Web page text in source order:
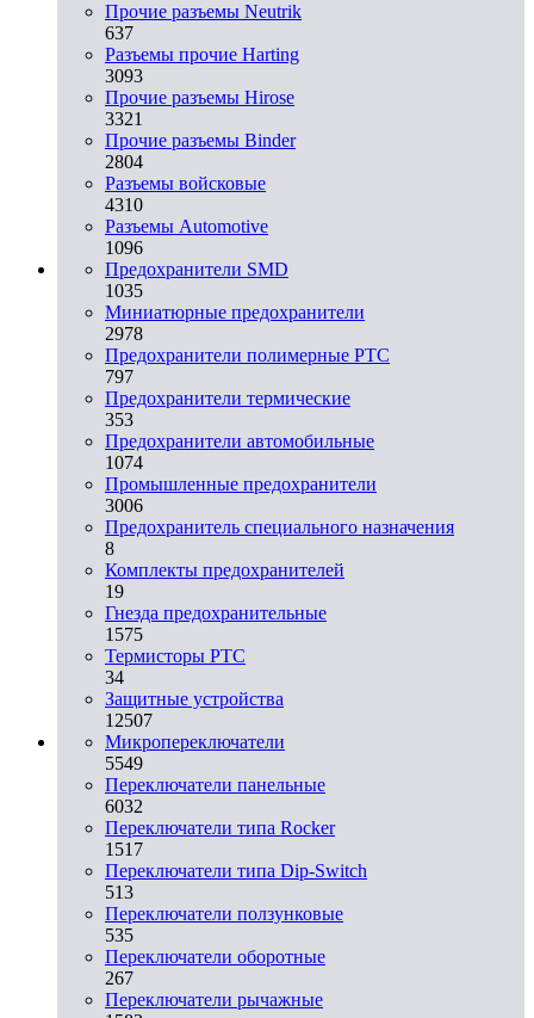
Прочие разъемы Neutrik
637
Разъемы прочие Harting
3093
Прочие разъемы Hirose
3321
Прочие разъемы Binder
2804
Разъемы войсковые
4310
Разъeмы Automotive
1096
Предохранители SMD
1035
Миниатюрные предохранители
2978
Предохранители полимерные PTC
797
Предохранители термические
353
Предохранители автомобильные
1074
Промышленные предохранители
3006
Предохранитель специального назначения
8
Комплекты предохранителей
19
Гнезда предохранительные
1575
Термисторы PTC
34
Защитные устройства
12507
Микропереключатели
5549
Переключатели панельные
6032
Переключатели типа Rocker
1517
Переключатели типа Dip-Switch
513
Переключатели ползунковые
535
Переключатели оборотные
267
Переключатели рычажные